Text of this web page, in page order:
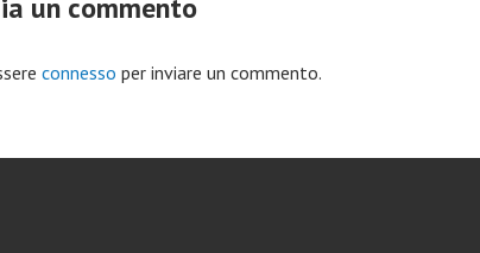
un commento
connesso per inviare un commento.